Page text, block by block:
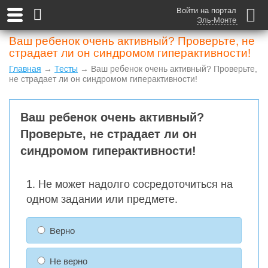
Войти на портал
Эль-Монте
Ваш ребенок очень активный? Проверьте, не
страдает ли он синдромом гиперактивности!
Главная → Тесты → Ваш ребенок очень активный? Проверьте,
не страдает ли он синдромом гиперактивности!
Ваш ребенок очень активный?
Проверьте, не страдает ли он
синдромом гиперактивности!
1. Не может надолго сосредоточиться на
одном задании или предмете.
Верно
Не верно